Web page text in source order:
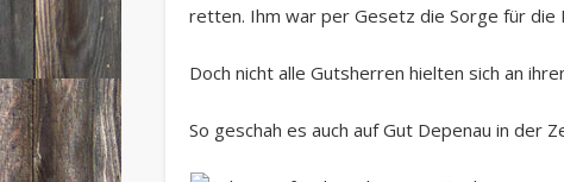
retten. Ihm war per Gesetz die Sorge für die
Doch nicht alle Gutsherren hielten sich an
So geschah es auch auf Gut Depenau in der